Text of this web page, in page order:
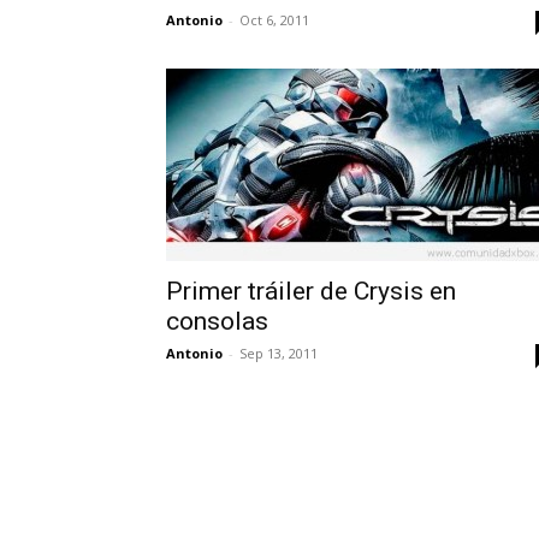
Antonio - Oct 6, 2011
Primer tráiler de Crysis en
consolas
Antonio - Sep 13, 2011